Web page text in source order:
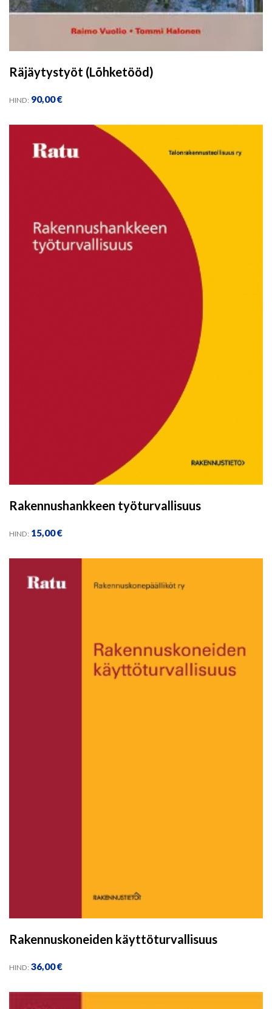
Räjäytystyöt (Lõhketööd)
HIND: 90,00€
Rakennushankkeen työturvallisuus
HIND: 15,00€
Rakennuskoneiden käyttöturvallisuus
HIND: 36,00€